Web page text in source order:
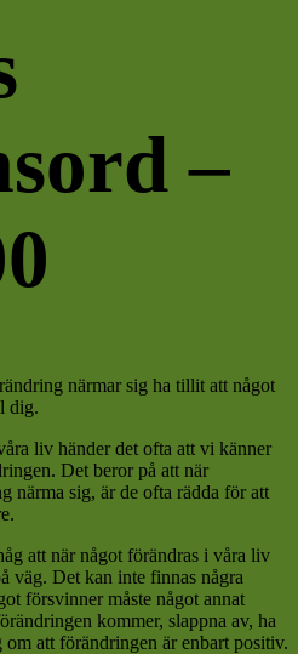
–
närmar sig ha tillit att något
dig.
liv händer det ofta att vi känner
Det beror på att när
närma sig, är de ofta rädda för att
att när något förändras i våra liv
väg. Det kan inte finnas några
försvinner måste något annat
kommer, slappna av, ha
att förändringen är enbart positiv.